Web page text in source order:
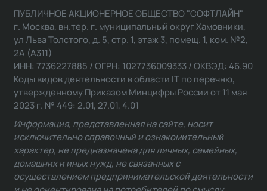
ПУБЛИЧНОЕ АКЦИОНЕРНОЕ ОБЩЕСТВО "СОФТЛАЙН"
г. Москва, вн.тер. г. муниципальный округ Хамовники,
ул Льва Толстого, д. 5, стр. 1, этаж 3, помещ. 1, ком. №2,
2А (А311)
ИНН: 7736227885 / ОГРН: 1027736009333 / ОКВЭД: 46.90
Коды видов деятельности в области IT по перечню,
утвержденному Приказом Минцифры России от 11 мая
2023 г. № 449: 2.01, 27.01, 4.01
Информация, представленная на сайте, носит
исключительно справочный и ознакомительный
характер, не предназначена для личных, семейных,
домашних и иных нужд, не связанных с
осуществлением предпринимательской деятельности